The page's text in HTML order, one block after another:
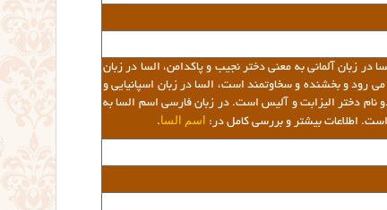
در زبان آلمانی به معنی دختر نجیب و پاکدامن، السا در زبان
رود و بخشنده و سخاوتمند است، السا در زبان اسپانیایی و
دختر الیزابت و آلیس است. در زبان فارسی اسم السا به
است. اطلاعات بیشتر و بررسی کامل در: اسم السا .